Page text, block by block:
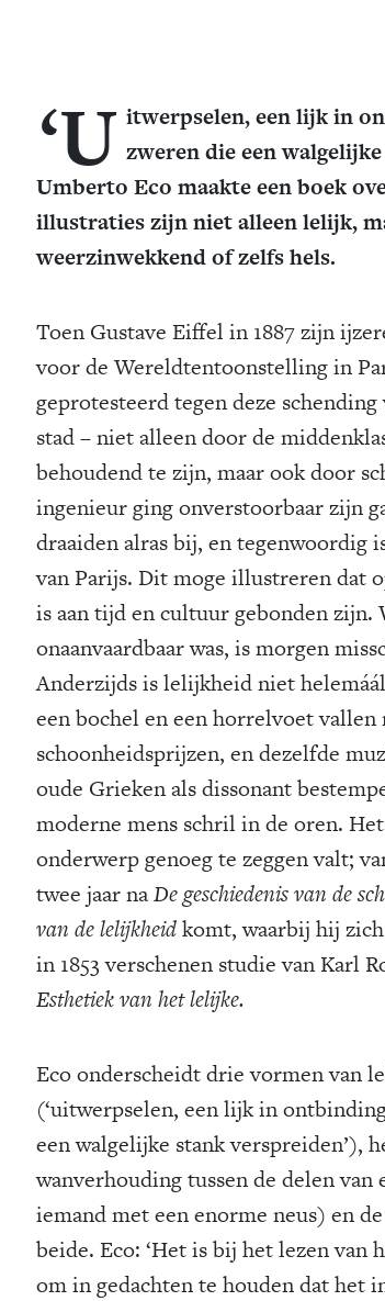
‘U itwerpselen, een lijk in
zweren die een
Umberto Eco maakte een boek
illustraties zijn niet alleen lelijk,
weerzinwekkend of zelfs hels.
Toen Gustave Eiffel in 1887 zijn
voor de Wereldtentoonstelling in
geprotesteerd tegen deze
stad – niet alleen door de
behoudend te zijn, maar ook door
ingenieur ging onverstoorbaar zijn
draaiden alras bij, en tegenwoordig
van Parijs. Dit moge illustreren dat
is aan tijd en cultuur gebonden zijn.
onaanvaardbaar was, is morgen
Anderzijds is lelijkheid niet
een bochel en een horrelvoet
schoonheidsprijzen, en dezelfde
oude Grieken als dissonant
moderne mens schril in de oren.
onderwerp genoeg te zeggen valt;
twee jaar naDe geschiedenis van de
van de lelijkheidkomt, waarbij hij
in 1853 verschenen studie van Karl
Esthetiek van het lelijke.
Eco onderscheidt drie vormen van
(‘uitwerpselen, een lijk in
een walgelijke stank verspreiden’),
wanverhouding tussen de delen van
iemand met een enorme neus) en
beide. Eco: ‘Het is bij het lezen van
om in gedachten te houden dat het